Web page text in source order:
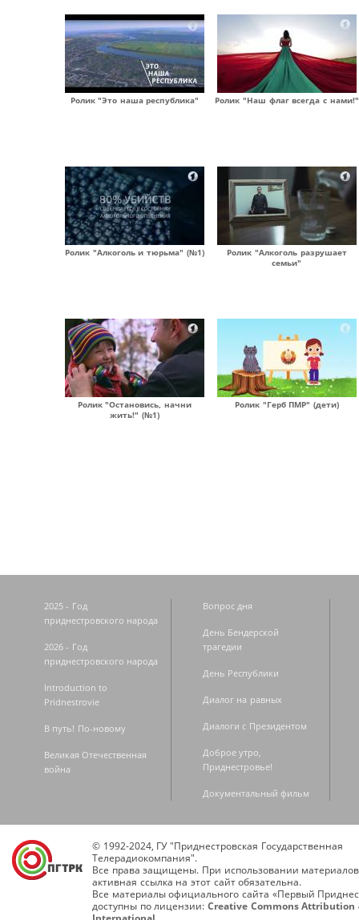
Ролик "Это наша республика" Ролик "Наш флаг всегда с нами!"
Ролик "Алкоголь и тюрьма" (№1)
Ролик "Алкоголь разрушает
семьи"
Ролик "Остановись, начни
жить!" (№1)
Ролик "Герб ПМР" (дети)
2025 - Год
приднестровского народа
2026 - Год
приднестровского народа
Introduction to
Pridnestrovie
В путь! По-новому
Великая Отечественная
война
Вопрос дня
День Бендерской
трагедии
День Республики
Диалог на равных
Диалоги с Президентом
Доброе утро,
Приднестровье!
Документальный фильм
© 1992-2024, ГУ "Приднестровская Государственная
Телерадиокомпания".
Все права защищены. При использовании
активная ссылка на этот сайт обязательна.
Все материалы официального сайта «Первый
доступны по лицензии: Creative Commons Attribution